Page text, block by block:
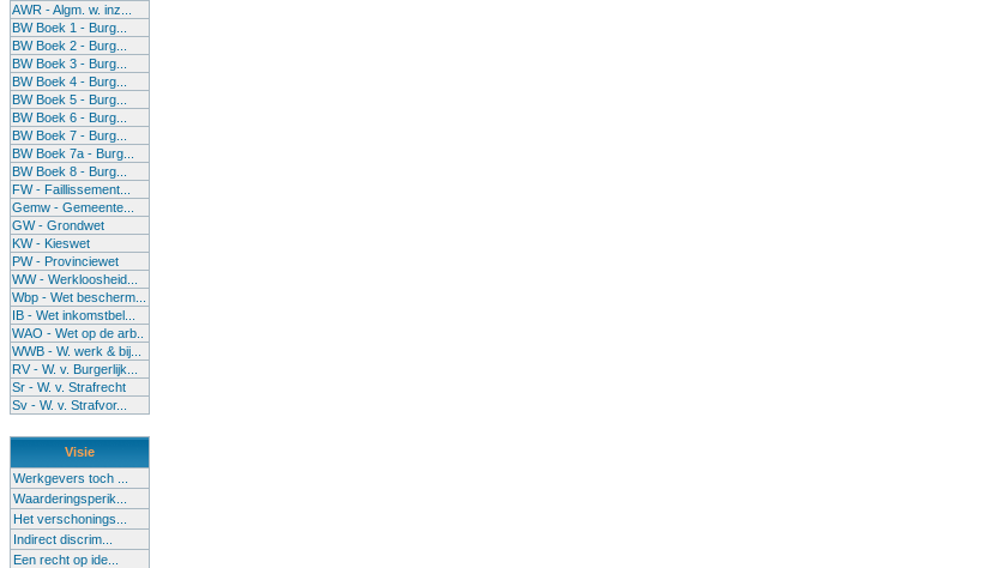
AWR - Algm. w. inz...
BW Boek 1 - Burg...
BW Boek 2 - Burg...
BW Boek 3 - Burg...
BW Boek 4 - Burg...
BW Boek 5 - Burg...
BW Boek 6 - Burg...
BW Boek 7 - Burg...
BW Boek 7a - Burg...
BW Boek 8 - Burg...
FW - Faillissement...
Gemw - Gemeente...
GW - Grondwet
KW - Kieswet
PW - Provinciewet
WW - Werkloosheid...
Wbp - Wet bescherm...
IB - Wet inkomstbel...
WAO - Wet op de arb..
WWB - W. werk & bij...
RV - W. v. Burgerlijk...
Sr - W. v. Strafrecht
Sv - W. v. Strafvor...
Visie
Werkgevers toch ...
Waarderingsperik...
Het verschonings...
Indirect discrim...
Een recht op ide...